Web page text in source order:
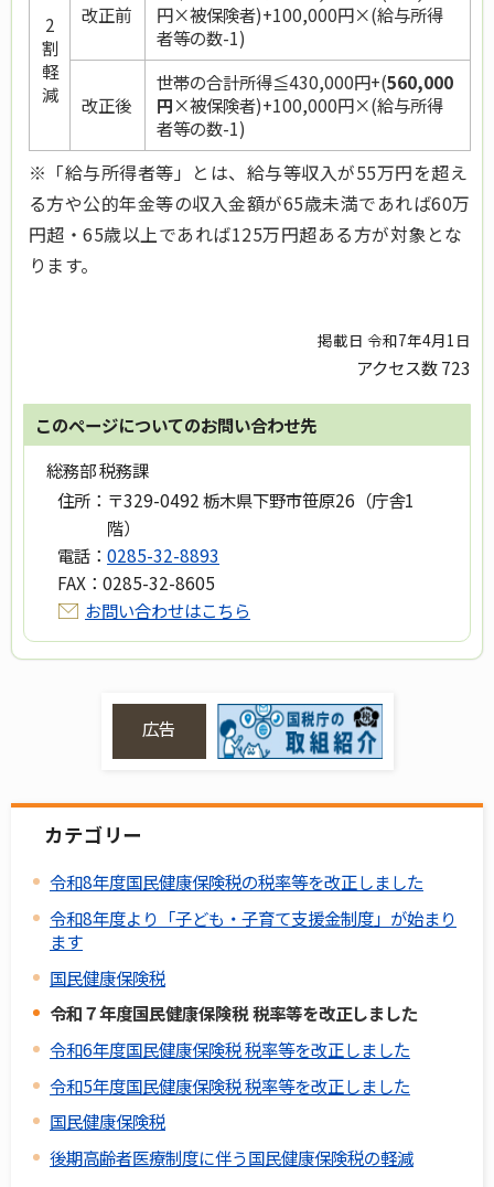
2
割
軽
減
改正前
円×被保険者)+100,000円×(給与所得
者等の数-1)
改正後
世帯の合計所得≦430,000円+(560,000
円×被保険者)+100,000円×(給与所得
者等の数-1)
※「給与所得者等」とは、給与等収入が55万円を超え
る方や公的年金等の収入金額が65歳未満であれば60万
円超・65歳以上であれば125万円超ある方が対象とな
ります。
掲載日 令和7年4月1日
アクセス数723
このページについてのお問い合わせ先
総務部 税務課
住所： 〒329-0492 栃木県下野市笹原26（庁舎1
階）
電話： 0285-32-8893
FAX： 0285-32-8605
お問い合わせはこちら
広告
カテゴリー
令和8年度国民健康保険税の税率等を改正しました
令和8年度より「子ども・子育て支援金制度」が始まり
ます
国民健康保険税
令和７年度国民健康保険税 税率等を改正しました
令和6年度国民健康保険税 税率等を改正しました
令和5年度国民健康保険税 税率等を改正しました
国民健康保険税
後期高齢者医療制度に伴う国民健康保険税の軽減